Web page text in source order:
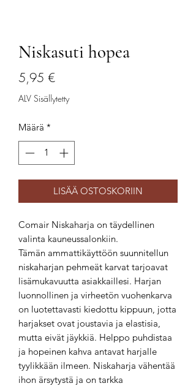
Niskasuti hopea
5,95 €Hinta
ALV Sisällytetty
Määrä *
LISÄÄ OSTOSKORIIN
Comair Niskaharja on täydellinen
valinta kauneussalonkiin.
Tämän ammattikäyttöön suunnitellun
niskaharjan pehmeät karvat tarjoavat
lisämukavuutta asiakkaillesi. Harjan
luonnollinen ja virheetön vuohenkarva
on luotettavasti kiedottu kippuun, jotta
harjakset ovat joustavia ja elastisia,
mutta eivät jäykkiä. Helppo puhdistaa
ja hopeinen kahva antavat harjalle
tyylikkään ilmeen. Niskaharja vähentää
ihon ärsytystä ja on tarkka